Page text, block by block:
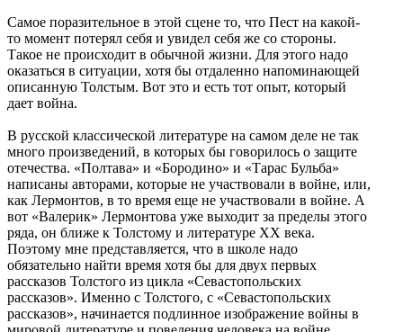
Самое поразительное в этой сцене то, что Пест на какой-
то момент потерял себя и увидел себя же со стороны.
Такое не происходит в обычной жизни. Для этого надо
оказаться в ситуации, хотя бы отдаленно напоминающей
описанную Толстым. Вот это и есть тот опыт, который
дает война.
В русской классической литературе на самом деле не так
много произведений, в которых бы говорилось о защите
отечества. «Полтава» и «Бородино» и «Тарас Бульба»
написаны авторами, которые не участвовали в войне, или,
как Лермонтов, в то время еще не участвовали в войне. А
вот «Валерик» Лермонтова уже выходит за пределы этого
ряда, он ближе к Толстому и литературе XX века.
Поэтому мне представляется, что в школе надо
обязательно найти время хотя бы для двух первых
рассказов Толстого из цикла «Севастопольских
рассказов». Именно с Толстого, с «Севастопольских
рассказов», начинается подлинное изображение войны в